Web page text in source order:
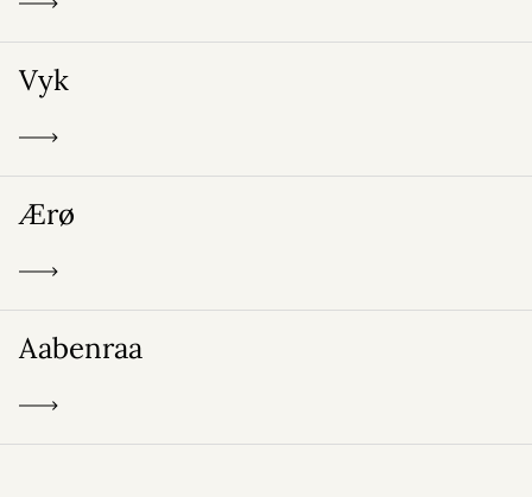
Vyk
Ærø
Aabenraa